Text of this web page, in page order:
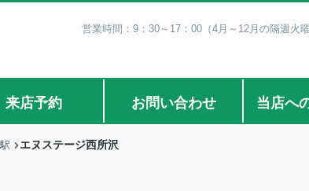
営業時間：9：30～17：00（4月～12月の隔週
来店予約 お問い合わせ 当店へ
エヌステージ西所沢